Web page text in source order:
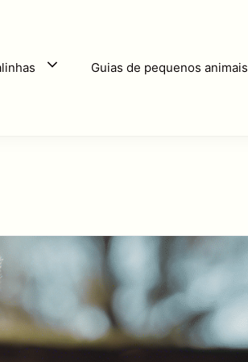
Guias de pequenos animais